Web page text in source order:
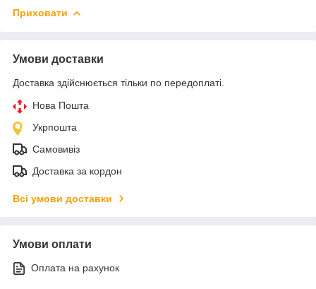
Приховати
Умови доставки
Доставка здійснюється тільки по передоплаті.
Нова Пошта
Укрпошта
Самовивіз
Доставка за кордон
Всі умови доставки
Умови оплати
Оплата на рахунок